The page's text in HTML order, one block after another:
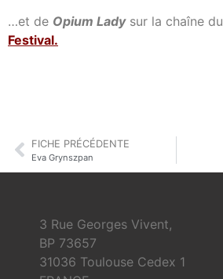
…et de Opium Ladysur la chaîne du
Festival.
FICHE PRÉCÉDENTE
Eva Grynszpan
3 Rue Georges Vivent,
BP 73657
31036 Toulouse Cedex 1